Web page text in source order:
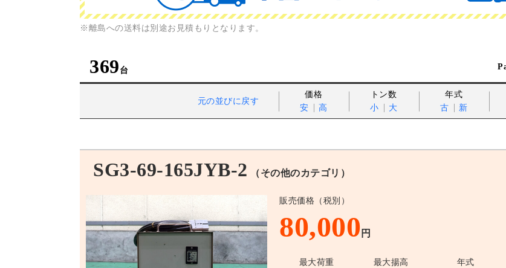
※離島への送料は別途お見積もりとなります。
369
元の並びに戻す
価格
安
高
トン数
小
大
年式
古
新
SG3-69-165JYB-2 （その他のカテゴリ）
販売価格（税別）
80,000 円
最大荷重 最大揚高 年式